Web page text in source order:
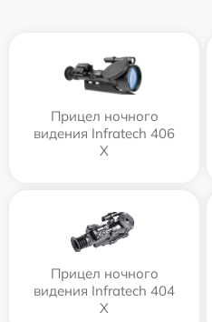
Прицел ночного
видения Infratech 406
Х
Прицел ночного
видения Infratech 404
Х